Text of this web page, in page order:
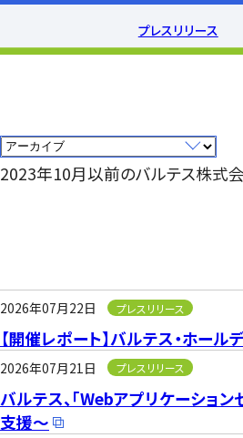
プレスリリース
2023年10月以前のバルテス株式
2026年07月22日 プレスリリース
【開催レポート】バルテス・ホー
2026年07月21日 プレスリリース
バルテス、「Webアプリケーショ
支援～